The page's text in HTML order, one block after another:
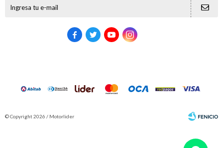
   
© Copyright 2026 / Motorlider